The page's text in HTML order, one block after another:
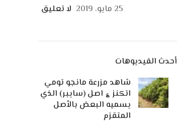
25 مايو، 2019
لا تعليق
أحدث الفيديوهات
شاهد مزرعة مانجو تومي
اتكنز ؏ اصل (سايبر) الذي
يسميه البعض بالأصل
المتقزم